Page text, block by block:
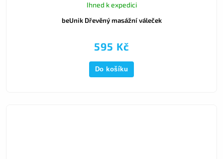
beUnik Dřevěný masážní váleček
Ihned k expedici
595 Kč
Do košíku